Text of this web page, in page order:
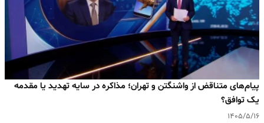
پیام‌های متناقض از واشنگتن و تهران؛ مذاکره در سایه تهدید یا مقدمه
یک توافق؟
۱۴۰۵/۵/۱۶